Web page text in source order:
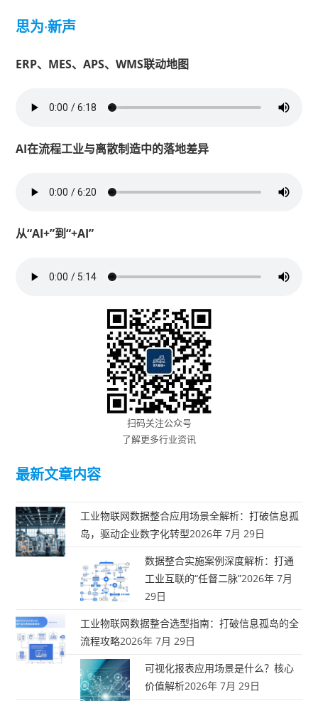
思为·新声
ERP、MES、APS、WMS联动地图
AI在流程工业与离散制造中的落地差异
从“AI+”到“+AI”
扫码关注公众号
了解更多行业资讯
最新文章内容
工业物联网数据整合应用场景全解析：打破信息孤
岛，驱动企业数字化转型2026年 7月 29日
数据整合实施案例深度解析：打通
工业互联的“任督二脉”2026年 7月
29日
工业物联网数据整合选型指南：打破信息孤岛的全
流程攻略2026年 7月 29日
可视化报表应用场景是什么？核心
价值解析2026年 7月 29日